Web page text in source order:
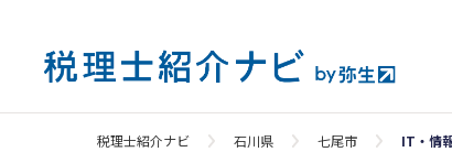
税理士紹介ナビ 石川県 七尾市 IT・情